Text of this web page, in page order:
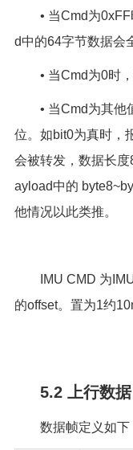
• 当Cmd为
d中的64字节数据会
• 当Cmd为0时
• 当Cmd为其他
位。如bit0为真时，
会被转发，数据长
ayload中的
他情况以此类推。
IMU CMD 为
的offset。置为1约
5.2 上行数据
数据帧定义如下